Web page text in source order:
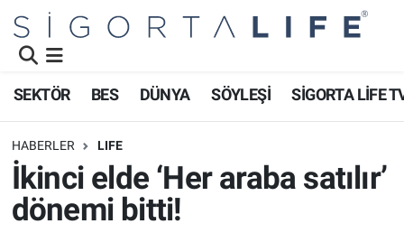
SEKTÖR BES DÜNYA SÖYLEŞİ SİGORTA LİFE
HABERLER LIFE
İkinci elde ‘Her araba satılır’
dönemi bitti!
Namaz Vakitleri
Trafik Durumu